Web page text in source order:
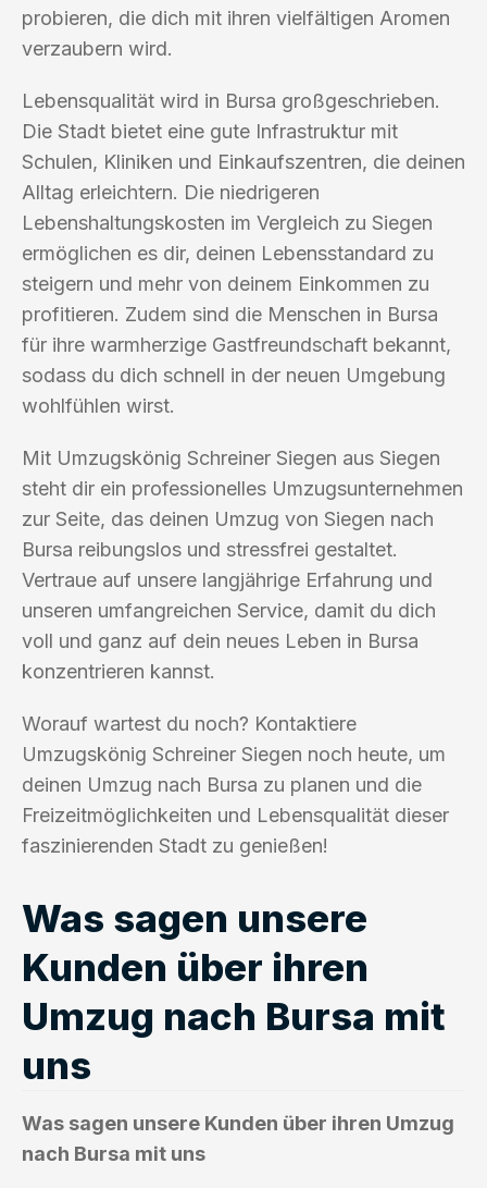
probieren, die dich mit ihren vielfältigen Aromen
verzaubern wird.
Lebensqualität wird in Bursa großgeschrieben.
Die Stadt bietet eine gute Infrastruktur mit
Schulen, Kliniken und Einkaufszentren, die deinen
Alltag erleichtern. Die niedrigeren
Lebenshaltungskosten im Vergleich zu Siegen
ermöglichen es dir, deinen Lebensstandard zu
steigern und mehr von deinem Einkommen zu
profitieren. Zudem sind die Menschen in Bursa
für ihre warmherzige Gastfreundschaft bekannt,
sodass du dich schnell in der neuen Umgebung
wohlfühlen wirst.
Mit Umzugskönig Schreiner Siegen aus Siegen
steht dir ein professionelles Umzugsunternehmen
zur Seite, das deinen Umzug von Siegen nach
Bursa reibungslos und stressfrei gestaltet.
Vertraue auf unsere langjährige Erfahrung und
unseren umfangreichen Service, damit du dich
voll und ganz auf dein neues Leben in Bursa
konzentrieren kannst.
Worauf wartest du noch? Kontaktiere
Umzugskönig Schreiner Siegen noch heute, um
deinen Umzug nach Bursa zu planen und die
Freizeitmöglichkeiten und Lebensqualität dieser
faszinierenden Stadt zu genießen!
Was sagen unsere
Kunden über ihren
Umzug nach Bursa mit
uns
Was sagen unsere Kunden über ihren Umzug
nach Bursa mit uns